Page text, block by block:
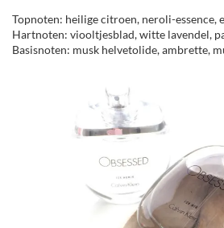
Topnoten: heilige citroen, neroli-essence,
Hartnoten: viooltjesblad, witte lavendel,
Basisnoten: musk helvetolide, ambrette,